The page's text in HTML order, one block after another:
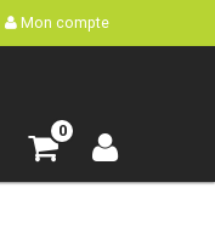
Mon compte
0